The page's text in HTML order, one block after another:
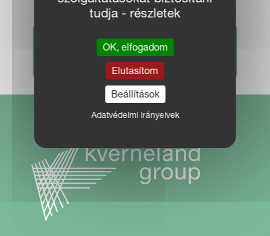
KERESKEDŐ KERESÉS
tudja - részletek
OK, elfogadom
Elutasítom
Beállítások
Adatvédelmi irányelvek